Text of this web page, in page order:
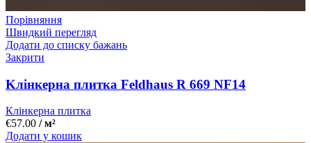
Порівняння
Швидкий перегляд
Додати до списку бажань
Закрити
Kлінкерна плитка Feldhaus R 669 NF14
Клінкерна плитка
€57.00 / м²
Додати у кошик